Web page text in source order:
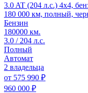
3.0 AT (204 л.с.) 4x4,
180 000 км, полный,
Бензин
180000 км.
3.0 / 204 л.с.
Полный
Автомат
2 владельца
от 575 990 ₽
960 000 ₽